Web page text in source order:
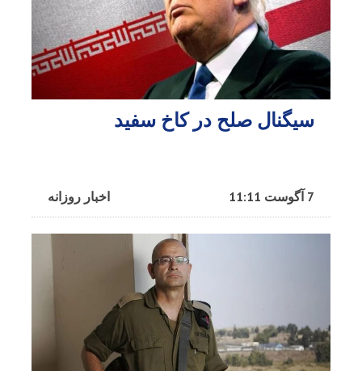
سیگنال صلح در کاخ سفید
اخبار روزانه 7 آگوست 11:11